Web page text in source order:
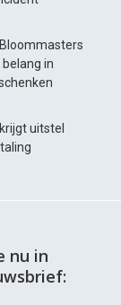
in
uitstel
nu in